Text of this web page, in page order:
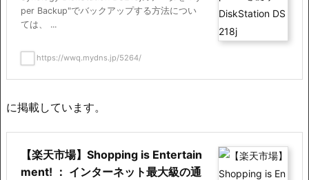
per Backup"でバックアップする方法につい
ては、 ...
https://wwq.mydns.jp/5264/
に掲載しています。
【楽天市場】Shopping is Entertain
ment! ： インターネット最大級の通